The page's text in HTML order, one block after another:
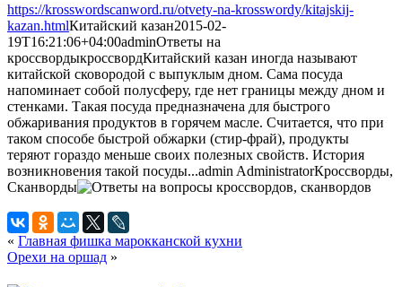
https://krosswordscanword.ru/otvety-na-krosswordy/kitajskij-
kazan.htmlКитайский казан2015-02-
19T16:21:06+04:00adminОтветы на
кроссвордыкроссвордКитайский казан иногда называют
китайской сковородой с выпуклым дном. Сама посуда
напоминает собой полусферу, где нет границы между дном и
стенками. Такая посуда предназначена для быстрого
обжаривания продуктов в горячем масле. Считается, что при
таком способе быстрой обжарки (стир-фрай), продукты
теряют гораздо меньше своих полезных свойств. История
возникновения такой посуды...admin AdministratorКроссворды,
Сканворды
« Главная фишка марокканской кухни
Орехи на оршад »